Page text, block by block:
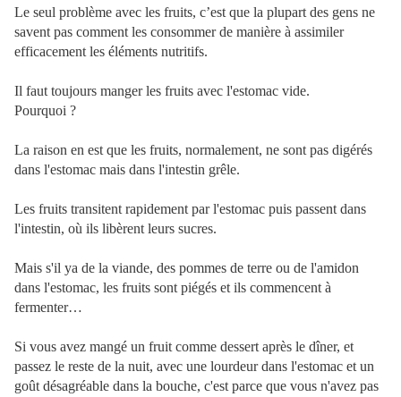
Le seul problème avec les fruits, c’est que la plupart des gens ne
savent pas comment les consommer de manière à assimiler
efficacement les éléments nutritifs.
Il faut toujours manger les fruits avec l'estomac vide.
Pourquoi ?
La raison en est que les fruits, normalement, ne sont pas digérés
dans l'estomac mais dans l'intestin grêle.
Les fruits transitent rapidement par l'estomac puis passent dans
l'intestin, où ils libèrent leurs sucres.
Mais s'il ya de la viande, des pommes de terre ou de l'amidon
dans l'estomac, les fruits sont piégés et ils commencent à
fermenter…
Si vous avez mangé un fruit comme dessert après le dîner, et
passez le reste de la nuit, avec une lourdeur dans l'estomac et un
goût désagréable dans la bouche, c'est parce que vous n'avez pas